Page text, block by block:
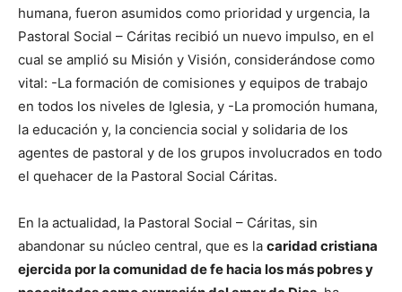
humana, fueron asumidos como prioridad y urgencia, la
Pastoral Social – Cáritas recibió un nuevo impulso, en el
cual se amplió su Misión y Visión, considerándose como
vital: -La formación de comisiones y equipos de trabajo
en todos los niveles de Iglesia, y -La promoción humana,
la educación y, la conciencia social y solidaria de los
agentes de pastoral y de los grupos involucrados en todo
el quehacer de la Pastoral Social Cáritas.
En la actualidad, la Pastoral Social – Cáritas, sin
abandonar su núcleo central, que es la caridad cristiana
ejercida por la comunidad de fe hacia los más pobres y